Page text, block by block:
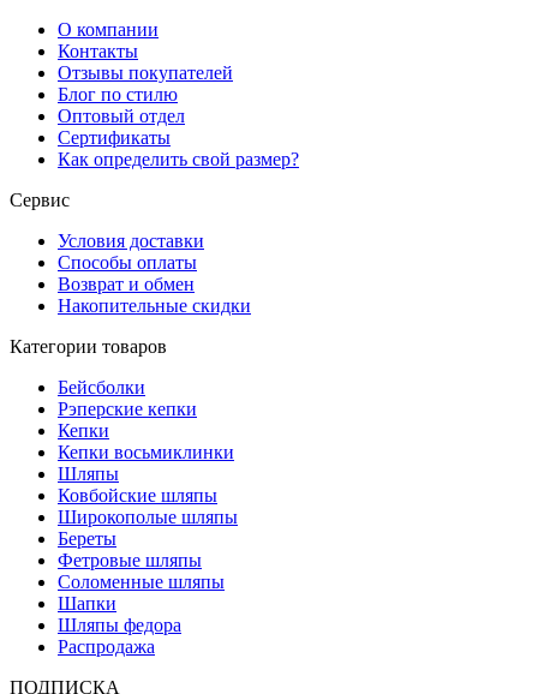
О компании
Контакты
Отзывы покупателей
Блог по стилю
Оптовый отдел
Сертификаты
Как определить свой размер?
Сервис
Условия доставки
Способы оплаты
Возврат и обмен
Накопительные скидки
Категории товаров
Бейсболки
Рэперские кепки
Кепки
Кепки восьмиклинки
Шляпы
Ковбойские шляпы
Широкополые шляпы
Береты
Фетровые шляпы
Соломенные шляпы
Шапки
Шляпы федора
Распродажа
ПОДПИСКА